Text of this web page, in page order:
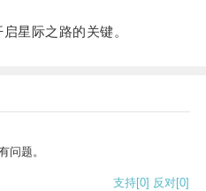
星际之路的关键。
问题。
支持[0] 反对[0]